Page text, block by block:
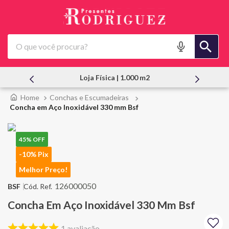
O que você procura?
Loja Física | 1.000 m2
Conchas e Escumadeiras
Concha em Aço Inoxidável 330 mm Bsf
45% OFF
-10% Pix
Melhor Preço!
126000050
BSF
Concha Em Aço Inoxidável 330 Mm Bsf